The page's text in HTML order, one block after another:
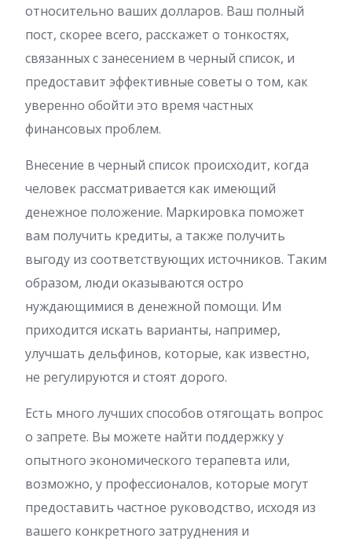
относительно ваших долларов. Ваш полный
пост, скорее всего, расскажет о тонкостях,
связанных с занесением в черный список, и
предоставит эффективные советы о том, как
уверенно обойти это время частных
финансовых проблем.
Внесение в черный список происходит, когда
человек рассматривается как имеющий
денежное положение. Маркировка поможет
вам получить кредиты, а также получить
выгоду из соответствующих источников. Таким
образом, люди оказываются остро
нуждающимися в денежной помощи. Им
приходится искать варианты, например,
улучшать дельфинов, которые, как известно,
не регулируются и стоят дорого.
Есть много лучших способов отягощать вопрос
о запрете. Вы можете найти поддержку у
опытного экономического терапевта или,
возможно, у профессионалов, которые могут
предоставить частное руководство, исходя из
вашего конкретного затруднения и